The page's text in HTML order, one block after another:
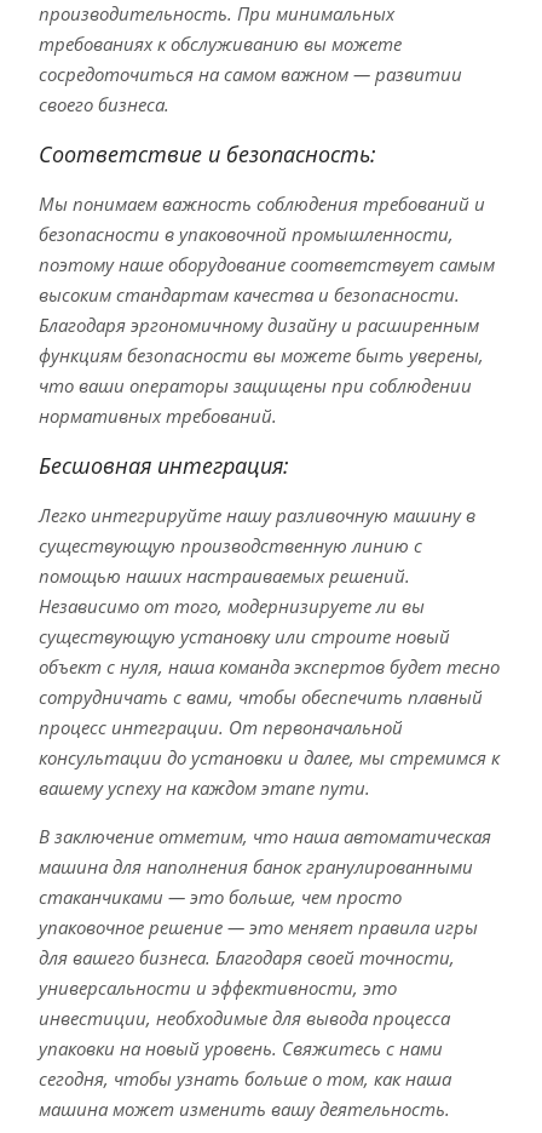
производительность. При минимальных
требованиях к обслуживанию вы можете
сосредоточиться на самом важном — развитии
своего бизнеса.
Соответствие и безопасность:
Мы понимаем важность соблюдения требований и
безопасности в упаковочной промышленности,
поэтому наше оборудование соответствует самым
высоким стандартам качества и безопасности.
Благодаря эргономичному дизайну и расширенным
функциям безопасности вы можете быть уверены,
что ваши операторы защищены при соблюдении
нормативных требований.
Бесшовная интеграция:
Легко интегрируйте нашу разливочную машину в
существующую производственную линию с
помощью наших настраиваемых решений.
Независимо от того, модернизируете ли вы
существующую установку или строите новый
объект с нуля, наша команда экспертов будет тесно
сотрудничать с вами, чтобы обеспечить плавный
процесс интеграции. От первоначальной
консультации до установки и далее, мы стремимся к
вашему успеху на каждом этапе пути.
В заключение отметим, что наша автоматическая
машина для наполнения банок гранулированными
стаканчиками — это больше, чем просто
упаковочное решение — это меняет правила игры
для вашего бизнеса. Благодаря своей точности,
универсальности и эффективности, это
инвестиции, необходимые для вывода процесса
упаковки на новый уровень. Свяжитесь с нами
сегодня, чтобы узнать больше о том, как наша
машина может изменить вашу деятельность.